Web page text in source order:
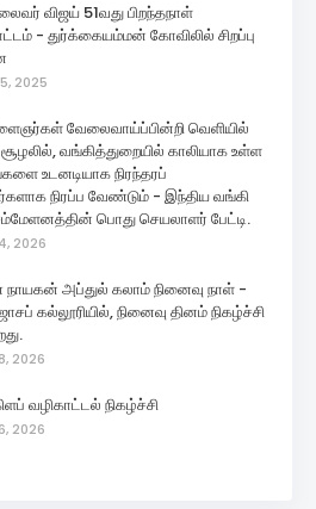
விஜய் 51வது பிறந்தநாள்
- துர்க்கையம்மன் கோவிலில் சிறப்பு
2025
வேலைவாய்ப்பின்றி வெளியில்
வங்கித்துறையில் காலியாக உள்ள
உடனடியாக நிரந்தரப்
நிரப்ப வேண்டும் - இந்திய வங்கி
பொது செயலாளர் பேட்டி.
2026
அப்துல் கலாம் நினைவு நாள் -
கல்லூரியில், நினைவு தினம் நிகழ்ச்சி
2026
வழிகாட்டல் நிகழ்ச்சி
2026